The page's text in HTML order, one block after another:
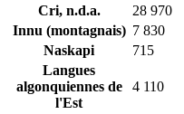
Cri, n.d.a.
28 970
Innu (montagnais) 7 830
Naskapi
715
Langues
algonquiennes de
l'Est
4 110